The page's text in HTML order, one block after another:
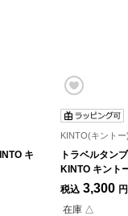
キ
KINTO(キントー)
トラベルタン
KINTO キント
税込 3,300 円
在庫 △